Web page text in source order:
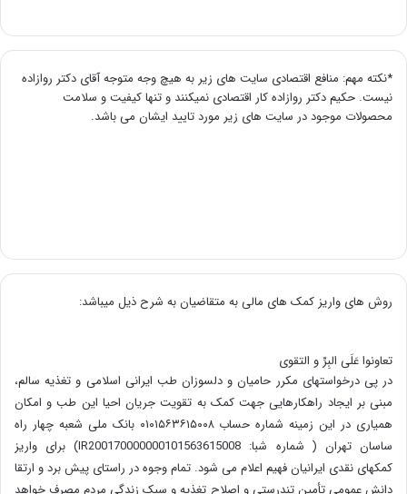
*نکته مهم: منافع اقتصادی سایت های زیر به هیچ وجه متوجه آقای دکتر روازاده
نیست. حکیم دکتر روازاده کار اقتصادی نمیکنند و تنها کیفیت و سلامت
محصولات موجود در سایت های زیر مورد تایید ایشان می باشد.
روش های واریز کمک های مالی به متقاضیان به شرح ذیل میباشد:
تعاونوا عَلَی البِرِّ و التقوی
در پی درخواستهای مکرر حامیان و دلسوزان طب ایرانی اسلامی و تغذیه سالم،
مبنی بر ایجاد راهکارهایی جهت کمک به تقویت جریان احیا این طب و امکان
همیاری در این زمینه شماره حساب ۰۱۰۱۵۶۳۶۱۵۰۰۸ بانک ملی شعبه چهار راه
ساسان تهران ( شماره شبا: IR200170000000101563615008) برای واریز
کمکهای نقدی ایرانیان فهیم اعلام می شود. تمام وجوه در راستای پیش برد و ارتقا
دانش عمومی تأمین تندرستی و اصلاح تغذیه و سبک زندگی مردم مصرف خواهد